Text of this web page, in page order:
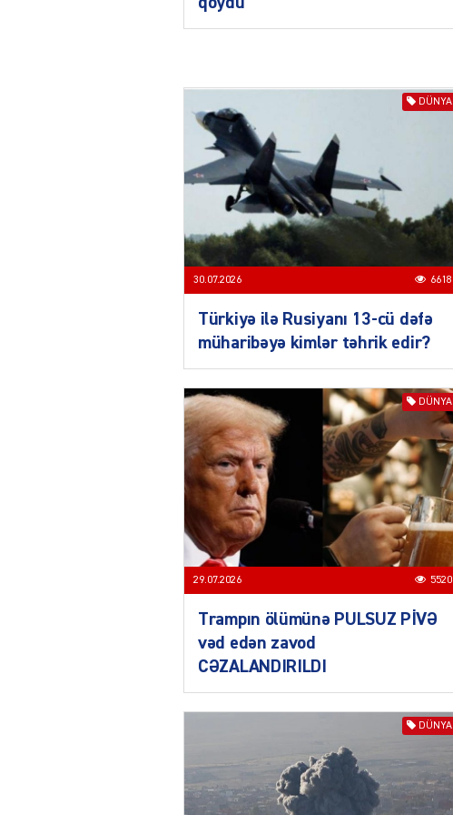
DÜNYA
30.07.2026 6618
Türkiyə ilə Rusiyanı 13-cü dəfə
müharibəyə kimlər təhrik edir?
DÜNYA
29.07.2026 5520
Trampın ölümünə PULSUZ PİVƏ
vəd edən zavod
CƏZALANDIRILDI
DÜNYA